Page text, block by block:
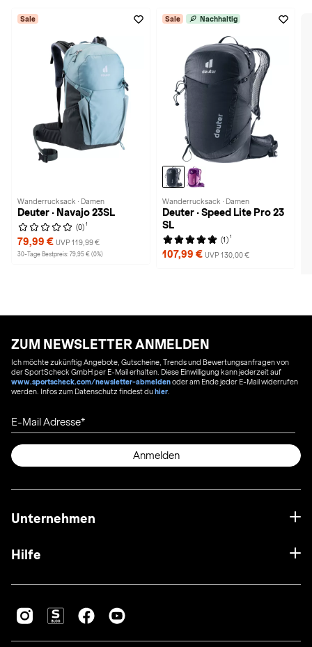
Sale
Wanderrucksack · Damen
Deuter · Navajo 23SL
(0) 1
79,99 € UVP 119,99 €
30-Tage Bestpreis: 79,95 € (0%)
Sale Nachhaltig
Wanderrucksack · Damen
Deuter · Speed Lite Pro 23
SL
(1) 1
107,99 € UVP 130,00 €
ZUM NEWSLETTER ANMELDEN
Ich möchte zukünftig Angebote, Gutscheine, Trends und Bewertungsanfragen von
der SportScheck GmbH per E-Mail erhalten. Diese Einwilligung kann jederzeit auf
www.sportscheck.com/newsletter-abmeldenoder am Ende jeder E-Mail widerrufen
werden. Infos zum Datenschutz findest duhier
E-Mail Adresse
Anmelden
Unternehmen
Hilfe